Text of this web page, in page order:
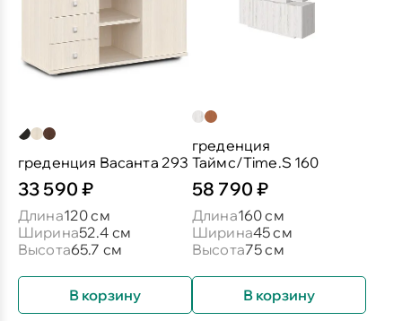
греденция Васанта 293
33 590 ₽
Длина120 см
Ширина52.4 см
Высота65.7 см
В корзину
греденция
Таймс/Time.S 160
58 790 ₽
Длина160 см
Ширина45 см
Высота75 см
В корзину